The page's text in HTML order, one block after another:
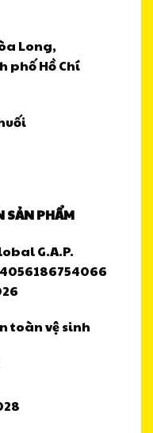
Long,
phố Hồ Chí
SẢN PHẨM
G.A.P.
4056186754066
toàn vệ sinh